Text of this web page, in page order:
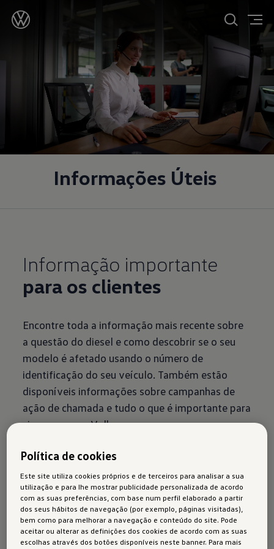
Informações Úteis
Informação importante
para os clientes
Encontre toda a informação mais recente sobre
a questão do diesel e como descobrir se o seu
modelo é afetado usando o número de
identificação do seu veículo. Também estão
disponíveis informações sobre campanhas de
ação de chamada e tudo o que é importante para
si e para o seu Volkswagen.
Manuais de instrução
As instruções de operações do seu veículo em
formato digital. Utilize o manual de instruções
Política de cookies
Este site utiliza cookies próprios e de terceiros para analisar a sua
utilização e para lhe mostrar publicidade personalizada de acordo
com as suas preferências, com base num perfil elaborado a partir
dos seus hábitos de navegação (por exemplo, páginas visitadas),
bem como para melhorar a navegação e conteúdo do site. Pode
aceitar ou alterar as definições dos cookies de acordo com as suas
escolhas através dos botões disponíveis neste banner. Para mais